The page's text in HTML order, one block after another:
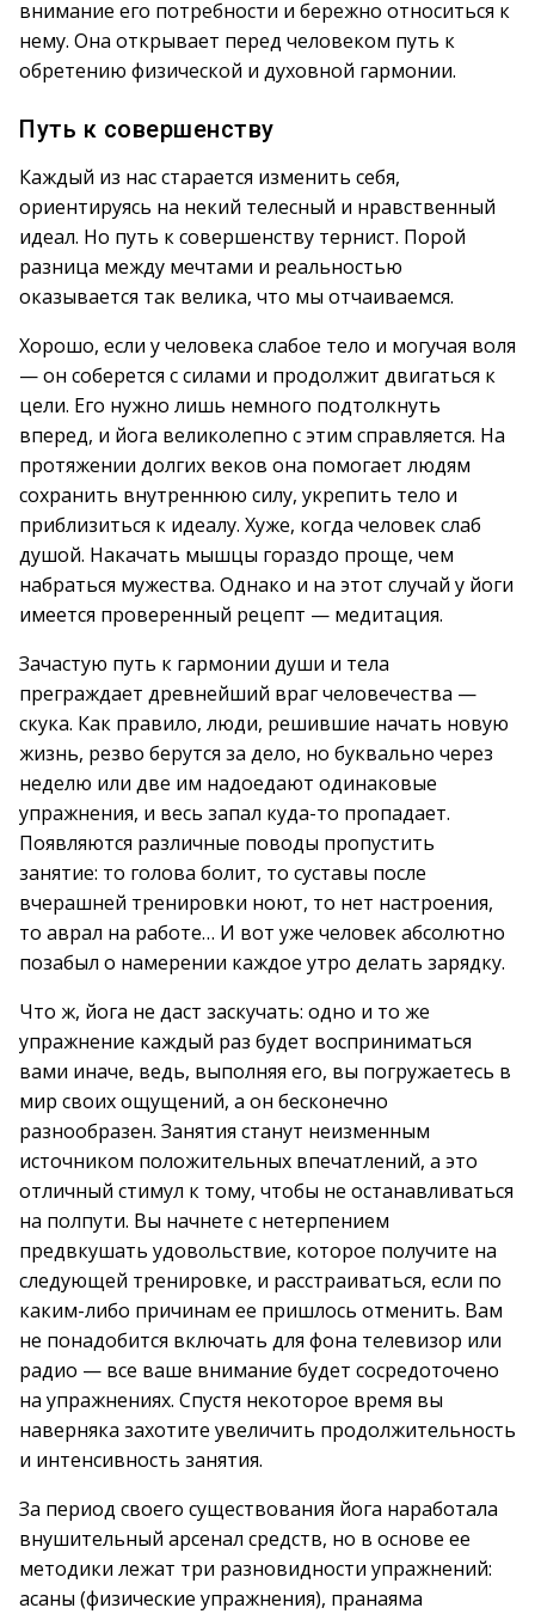
внимание его потребности и бережно относиться к
нему. Она открывает перед человеком путь к
обретению физической и духовной гармонии.
Путь к совершенству
Каждый из нас старается изменить себя,
ориентируясь на некий телесный и нравственный
идеал. Но путь к совершенству тернист. Порой
разница между мечтами и реальностью
оказывается так велика, что мы отчаиваемся.
Хорошо, если у человека слабое тело и могучая воля
— он соберется с силами и продолжит двигаться к
цели. Его нужно лишь немного подтолкнуть
вперед, и йога великолепно с этим справляется. На
протяжении долгих веков она помогает людям
сохранить внутреннюю силу, укрепить тело и
приблизиться к идеалу. Хуже, когда человек слаб
душой. Накачать мышцы гораздо проще, чем
набраться мужества. Однако и на этот случай у йоги
имеется проверенный рецепт — медитация.
Зачастую путь к гармонии души и тела
преграждает древнейший враг человечества —
скука. Как правило, люди, решившие начать новую
жизнь, резво берутся за дело, но буквально через
неделю или две им надоедают одинаковые
упражнения, и весь запал куда-то пропадает.
Появляются различные поводы пропустить
занятие: то голова болит, то суставы после
вчерашней тренировки ноют, то нет настроения,
то аврал на работе… И вот уже человек абсолютно
позабыл о намерении каждое утро делать зарядку.
Что ж, йога не даст заскучать: одно и то же
упражнение каждый раз будет восприниматься
вами иначе, ведь, выполняя его, вы погружаетесь в
мир своих ощущений, а он бесконечно
разнообразен. Занятия станут неизменным
источником положительных впечатлений, а это
отличный стимул к тому, чтобы не останавливаться
на полпути. Вы начнете с нетерпением
предвкушать удовольствие, которое получите на
следующей тренировке, и расстраиваться, если по
каким-либо причинам ее пришлось отменить. Вам
не понадобится включать для фона телевизор или
радио — все ваше внимание будет сосредоточено
на упражнениях. Спустя некоторое время вы
наверняка захотите увеличить продолжительность
и интенсивность занятия.
За период своего существования йога наработала
внушительный арсенал средств, но в основе ее
методики лежат три разновидности упражнений:
асаны (физические упражнения), пранаяма